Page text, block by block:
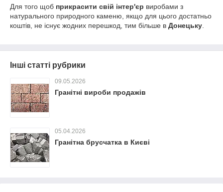
Для того щоб прикрасити свій інтер'єр виробами з
натурального природного каменю, якщо для цього достатньо
коштів, не існує жодних перешкод, тим більше в Донецьку
Інші статті рубрики
09.05.2026
Гранітні вироби продажів
05.04.2026
Гранітна брусчатка в Києві